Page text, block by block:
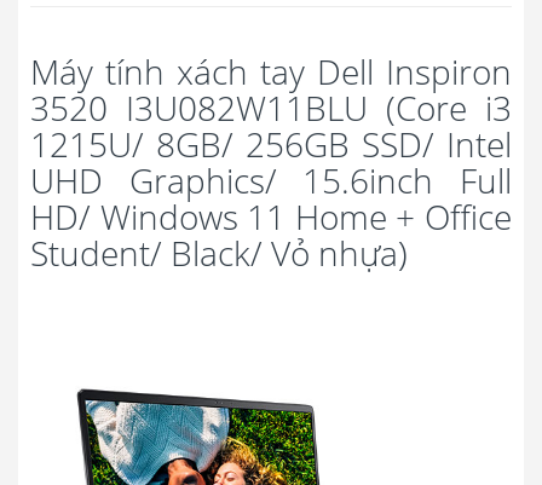
Máy tính xách tay Dell Inspiron
3520 I3U082W11BLU (Core i3
1215U/ 8GB/ 256GB SSD/ Intel
UHD Graphics/ 15.6inch Full
HD/ Windows 11 Home + Office
Student/ Black/ Vỏ nhựa)